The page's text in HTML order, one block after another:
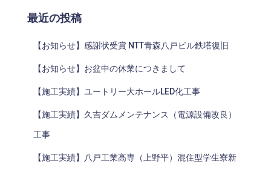
最近の投稿
【お知らせ】感謝状受賞 NTT青森八戸ビル鉄塔復旧
【お知らせ】お盆中の休業につきまして
【施工実績】ユートリー大ホールLED化工事
【施工実績】久吉ダムメンテナンス（電源設備改良）
工事
【施工実績】八戸工業高専（上野平）混住型学生寮新